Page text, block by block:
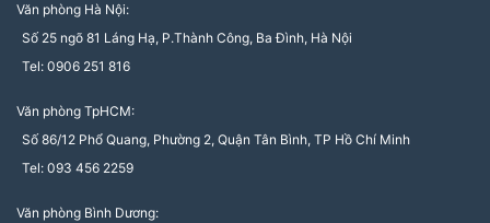
Văn phòng Hà Nội:
Số 25 ngõ 81 Láng Hạ, P.Thành Công, Ba Đình, Hà Nội
Tel: 0906 251 816
Văn phòng TpHCM:
Số 86/12 Phổ Quang, Phường 2, Quận Tân Bình, TP Hồ Chí Minh
Tel: 093 456 2259
Văn phòng Bình Dương: